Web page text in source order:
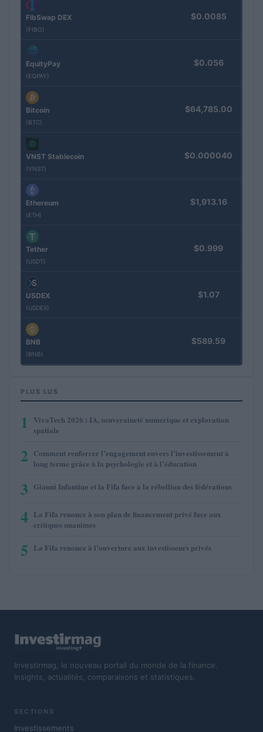
FibSwap DEX
(FIBO)
$0.0085
EquityPay
(EQPAY)
$0.056
Bitcoin
(BTC)
$64,785.00
VNST Stablecoin
(VNST)
$0.000040
Ethereum
(ETH)
$1,913.16
Tether
(USDT)
$0.999
USDEX
(USDEX)
$1.07
BNB
(BNB)
$589.59
PLUS LUS
1
VivaTech 2026 : IA, souveraineté numérique et exploration
spatiale
2 Comment renforcer l’engagement envers l’investissement à
long terme grâce à la psychologie et à l’éducation
3 Gianni Infantino et la Fifa face à la rébellion des fédérations
4 La Fifa renonce à son plan de financement privé face aux
critiques unanimes
5 La Fifa renonce à l’ouverture aux investisseurs privés
Investirmag, le nouveau portail du monde de la finance.
Insights, actualités, comparaisons et statistiques.
SECTIONS
Investissements